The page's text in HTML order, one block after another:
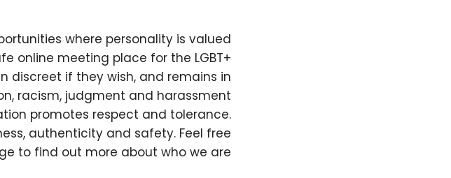
where personality is valued
online meeting place for the LGBT+
discreet if they wish, and remains in
racism, judgment and harassment
promotes respect and tolerance.
authenticity and safety. Feel free
to find out more about who we are.